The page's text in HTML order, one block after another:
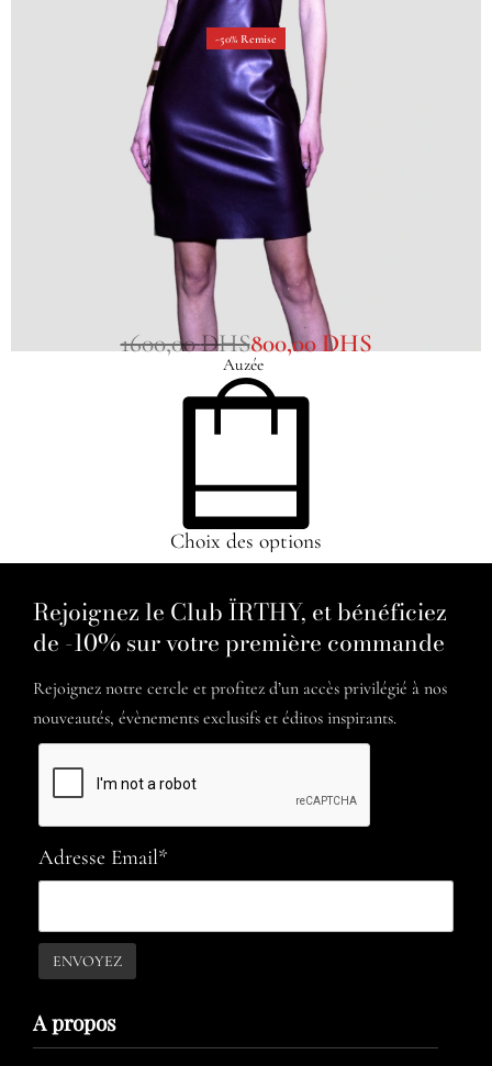
-50% Remise
Robe Zelij Marron
Auzée
1600,00DHS800,00DHS
Choix des options
Rejoignez le Club ÏRTHY, et bénéficiez
de -10% sur votre première commande
Rejoignez notre cercle et profitez d’un accès privilégié à nos
nouveautés, évènements exclusifs et éditos inspirants.
Adresse Email*
A propos​